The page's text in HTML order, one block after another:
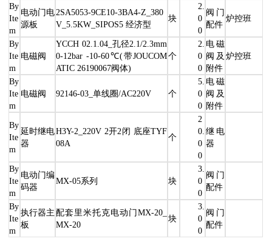
By
Ite
m
电动门电
源板
2SA5053-9CE10-3BA4-Z_380
V_5.5KW_SIPOS5 经济型
块
2.
0
0
阀门
配件
炉控班
By
Ite
m
电磁阀
YCCH 02.1.04_孔径2.1/2.3mm
0-12bar -10-60℃(带JOUCOM
ATIC 26190067阀体)
个
2.
0
0
电磁
阀及
附件
炉控班
By
Ite
m
电磁阀 92146-03_单线圈/AC220V 个
5.
0
0
电磁
阀及
附件
By
Ite
m
延时继电
器
H3Y-2_220V 2开2闭 底座TYF
08A
个
2
0.
0
0
继电
器
By
Ite
m
电动门编
码器
MX-05系列 块
3.
0
0
阀门
配件
By
Ite
m
执行器主
板
配套里米托克电动门MX-20_
MX-20
块
3.
0
0
阀门
配件